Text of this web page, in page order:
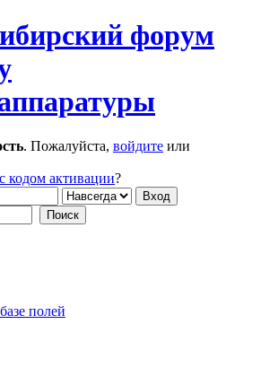
форум
. Пожалуйста, войдите или
кодом активации?
полей